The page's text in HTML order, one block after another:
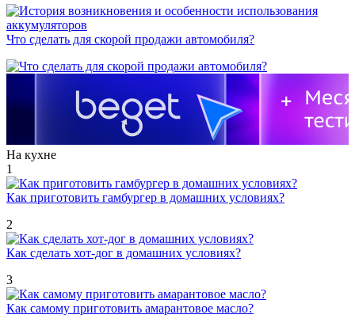
Что сделать для скорой продажи автомобиля?
На кухне
1
Как приготовить гамбургер в домашних условиях?
2
Как сделать хот-дог в домашних условиях?
3
Как самому приготовить амарантовое масло?